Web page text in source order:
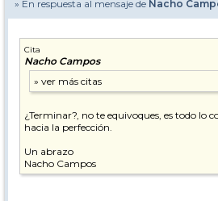
» En respuesta al mensaje de Nacho
Cita
Nacho Campos
¿Terminar?, no te equivoques, es todo lo
hacia la perfección.
Un abrazo
Nacho Campos